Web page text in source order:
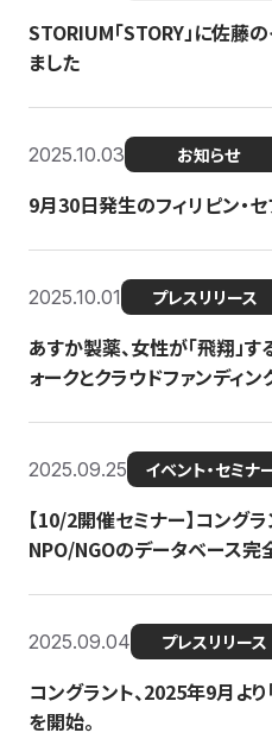
STORIUM「STORY」に佐藤
ました
2025.10.03 お知らせ
9月30日発生のフィリピン・
2025.10.01 プレスリリース
あすか製薬、女性が「飛翔」
ォークとクラウドファンディ
2025.09.25 イベント・セミナ
【10/2開催セミナー】コン
NPO/NGOのデータベース完
2025.09.04 プレスリリース
コングラント、2025年9月よ
を開始。